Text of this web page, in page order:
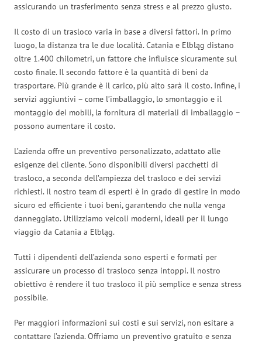
assicurando un trasferimento senza stress e al prezzo giusto.
Il costo di un trasloco varia in base a diversi fattori. In primo
luogo, la distanza tra le due località. Catania e Elbląg distano
oltre 1.400 chilometri, un fattore che influisce sicuramente sul
costo finale. Il secondo fattore è la quantità di beni da
trasportare. Più grande è il carico, più alto sarà il costo. Infine, i
servizi aggiuntivi – come l’imballaggio, lo smontaggio e il
montaggio dei mobili, la fornitura di materiali di imballaggio –
possono aumentare il costo.
L’azienda offre un preventivo personalizzato, adattato alle
esigenze del cliente. Sono disponibili diversi pacchetti di
trasloco, a seconda dell’ampiezza del trasloco e dei servizi
richiesti. Il nostro team di esperti è in grado di gestire in modo
sicuro ed efficiente i tuoi beni, garantendo che nulla venga
danneggiato. Utilizziamo veicoli moderni, ideali per il lungo
viaggio da Catania a Elbląg.
Tutti i dipendenti dell’azienda sono esperti e formati per
assicurare un processo di trasloco senza intoppi. Il nostro
obiettivo è rendere il tuo trasloco il più semplice e senza stress
possibile.
Per maggiori informazioni sui costi e sui servizi, non esitare a
contattare l’azienda. Offriamo un preventivo gratuito e senza